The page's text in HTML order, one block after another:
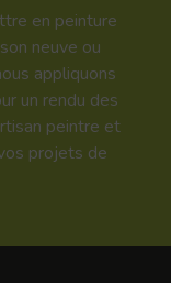
en peinture
neuve ou
appliquons
un rendu des
peintre et
projets de